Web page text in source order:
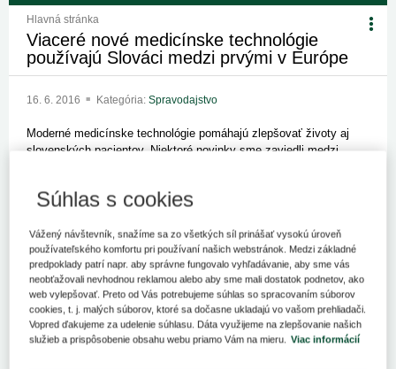
Hlavná stránka
Viaceré nové medicínske technológie
používajú Slováci medzi prvými v Európe
16. 6. 2016 Kategória: Spravodajstvo
Moderné medicínske technológie pomáhajú zlepšovať životy aj
slovenských pacientov. Niektoré novinky sme zaviedli medzi
Bratislava 16. júna (TASR) - Moderné medicínske technológie
novinky sme zaviedli medzi prvými v Európe. Ide napríklad o
magnetickej rezonancii odolný neurostimulátor zabraňujúci
vnímaniu bolesti chrbta, rovnako odolný kardiostimulátor či
miniatúrne EKG schopné predvídať cievnu mozgovú príhodu.
Najnovšiu inzulínovú pumpu majú slovenskí diabetici k dispozícii
skôr ako tí v USA.
"Ľuďom s diabetom 1. typu, a v prípade detí aj ich rodičom,
prináša táto najnovšia generácia inzulínovej pumpy novú kvalitu
Súhlas s cookies
Vážený návštevník, snažíme sa zo všetkých síl prinášať vysokú úroveň
používateľského komfortu pri používaní našich webstránok. Medzi základné
predpoklady patrí napr. aby správne fungovalo vyhľadávanie, aby sme vás
neobťažovali nevhodnou reklamou alebo aby sme mali dostatok podnetov, ako
web vylepšovať. Preto od Vás potrebujeme súhlas so spracovaním súborov
cookies, t. j. malých súborov, ktoré sa dočasne ukladajú vo vašom prehliadači.
Vopred ďakujeme za udelenie súhlasu. Dáta využijeme na zlepšovanie našich
služieb a prispôsobenie obsahu webu priamo Vám na mieru. Viac informácií